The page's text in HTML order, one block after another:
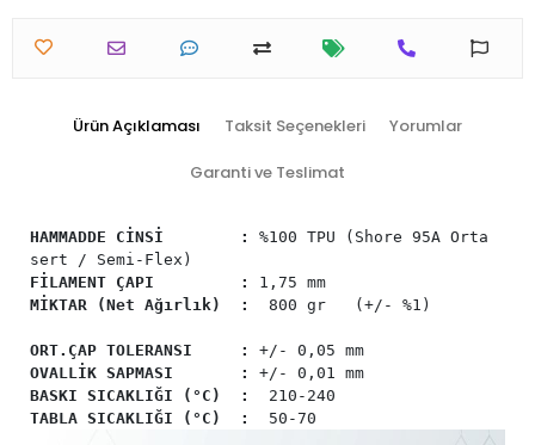
Ürün Açıklaması Taksit Seçenekleri Yorumlar
Garanti ve Teslimat
HAMMADDE CİNSİ :
%100 TPU (Shore 95A Orta
sert / Semi-Flex)
FİLAMENT ÇAPI :
1,75 mm
MİKTAR (Net Ağırlık) :
800 gr (+/- %1)
ORT.ÇAP TOLERANSI :
+/- 0,05 mm
OVALLİK SAPMASI : +/- 0,01 mm
BASKI SICAKLIĞI (°C)
:
210-240
TABLA SICAKLIĞI (°C)
: 50-70